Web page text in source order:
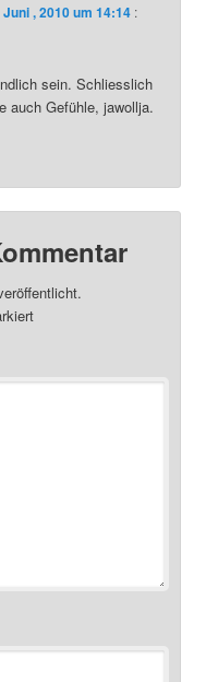
, 2010 um 14:14 :
sein. Schliesslich
auch Gefühle, jawollja.